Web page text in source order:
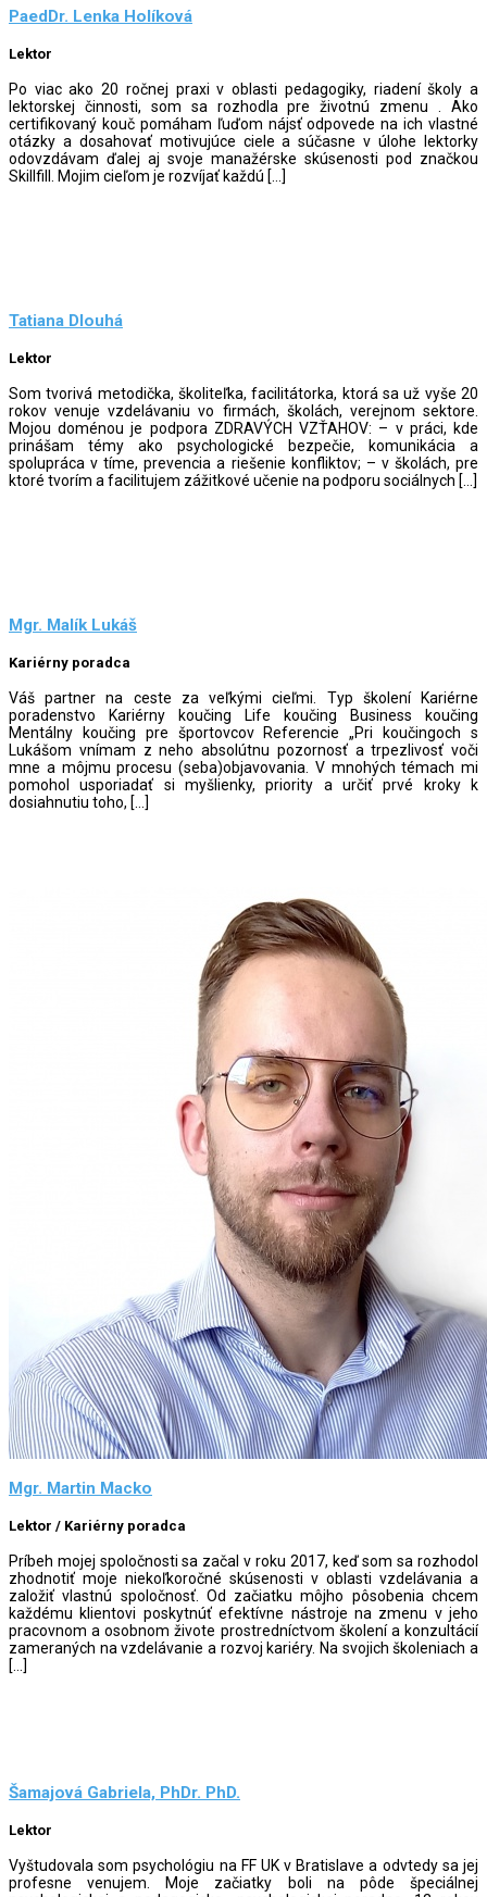
PaedDr. Lenka Holíková
Lektor
Po viac ako 20 ročnej praxi v oblasti pedagogiky, riadení školy a
lektorskej činnosti, som sa rozhodla pre životnú zmenu . Ako
certifikovaný kouč pomáham ľuďom nájsť odpovede na ich vlastné
otázky a dosahovať motivujúce ciele a súčasne v úlohe lektorky
odovzdávam ďalej aj svoje manažérske skúsenosti pod značkou
Skillfill. Mojim cieľom je rozvíjať každú […]
Tatiana Dlouhá
Lektor
Som tvorivá metodička, školiteľka, facilitátorka, ktorá sa už vyše 20
rokov venuje vzdelávaniu vo firmách, školách, verejnom sektore.
Mojou doménou je podpora ZDRAVÝCH VZŤAHOV: – v práci, kde
prinášam témy ako psychologické bezpečie, komunikácia a
spolupráca v tíme, prevencia a riešenie konfliktov; – v školách, pre
ktoré tvorím a facilitujem zážitkové učenie na podporu sociálnych […]
Mgr. Malík Lukáš
Kariérny poradca
Váš partner na ceste za veľkými cieľmi. Typ školení Kariérne
poradenstvo Kariérny koučing Life koučing Business koučing
Mentálny koučing pre športovcov Referencie „Pri koučingoch s
Lukášom vnímam z neho absolútnu pozornosť a trpezlivosť voči
mne a môjmu procesu (seba)objavovania. V mnohých témach mi
pomohol usporiadať si myšlienky, priority a určiť prvé kroky k
dosiahnutiu toho, […]
Mgr. Martin Macko
Lektor / Kariérny poradca
Príbeh mojej spoločnosti sa začal v roku 2017, keď som sa rozhodol
zhodnotiť moje niekoľkoročné skúsenosti v oblasti vzdelávania a
založiť vlastnú spoločnosť. Od začiatku môjho pôsobenia chcem
každému klientovi poskytnúť efektívne nástroje na zmenu v jeho
pracovnom a osobnom živote prostredníctvom školení a konzultácií
zameraných na vzdelávanie a rozvoj kariéry. Na svojich školeniach a
[…]
Šamajová Gabriela, PhDr. PhD.
Lektor
Vyštudovala som psychológiu na FF UK v Bratislave a odvtedy sa jej
profesne venujem. Moje začiatky boli na pôde špeciálnej